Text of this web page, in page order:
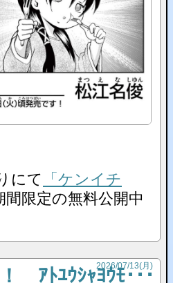
にて
「ケンイチ
間限定の無料公開中
2026/07/13(月)
ｱﾄﾕｳｼｬﾖｳﾓ･･･